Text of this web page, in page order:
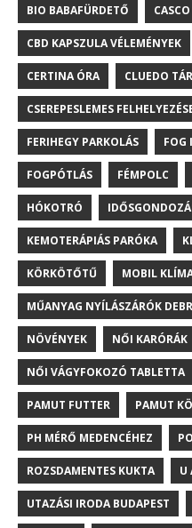
BIO BABAFÜRDETŐ
CBD KAPSZULA VÉLEMÉNYEK
CERTINA ÓRA CLUEDO
CSEREPESLEMES
FERIHEGY PARKOLÁS FOG
FOGPÓTLÁS FÉMPOLC
HÓKOTRÓ
KEMOTERÁPIÁS PARÓKA
KÖRKÖTŐTŰ MOBIL
MŰANYAG NYÍLÁSZÁRÓK
NÖVÉNYEK NŐI KARÓRÁK
NŐI VÁGYFOKOZÓ TABLETTA
PAMUT FUTTER PAMUT
PH MÉRŐ MEDENCÉHEZ
ROZSDAMENTES KUKTA U
UTAZÁSI IRODA BUDAPEST